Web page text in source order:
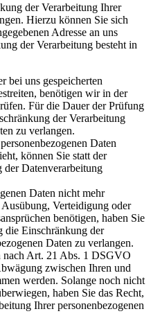
der Verarbeitung Ihrer
Hierzu können Sie sich
Adresse an uns
der Verarbeitung besteht in
bei uns gespeicherten
benötigen wir in der
Für die Dauer der Prüfung
der Verarbeitung
zu verlangen.
Daten
können Sie statt der
Datenverarbeitung
Daten nicht mehr
Verteidigung oder
benötigen, haben Sie
die Einschränkung der
Daten zu verlangen.
nach Art. 21 Abs. 1 DSGVO
zwischen Ihren und
werden. Solange noch nicht
haben Sie das Recht,
Ihrer personenbezogenen